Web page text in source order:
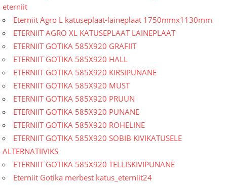
eterniit
Eterniit Agro L katuseplaat-laineplaat 1750mmx1130mm
ETERNIIT AGRO XL KATUSEPLAAT LAINEPLAAT
ETERNIIT GOTIKA 585X920 GRAFIIT
ETERNIIT GOTIKA 585X920 HALL
ETERNIIT GOTIKA 585X920 KIRSIPUNANE
ETERNIIT GOTIKA 585X920 MUST
ETERNIIT GOTIKA 585X920 PRUUN
ETERNIIT GOTIKA 585X920 PUNANE
ETERNIIT GOTIKA 585X920 ROHELINE
ETERNIIT GOTIKA 585X920 SOBIB KIVIKATUSELE
ALTERNATIIVIKS
ETERNIIT GOTIKA 585X920 TELLISKIVIPUNANE
Eterniit Gotika merbest katus_eterniit24